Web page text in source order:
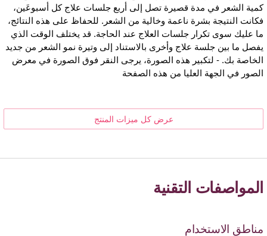
كمية الشعر في مدة قصيرة تصل إلى أربع جلسات علاج كل أسبوعَين،
فكانت النتيجة بشرة ناعمة وخالية من الشعر. للحفاظ على هذه النتائج،
ما عليك سوى تكرار جلسات العلاج عند الحاجة. قد يختلف الوقت الذي
يفصل ما بين جلسة علاج وأخرى بالاستناد إلى وتيرة نمو الشعر من جديد
الخاصة بك. - لتكبير هذه الصورة، يرجى النقر فوق الصورة في معرض
الصور في الجهة العليا من هذه الصفحة
عرض كل ميزات المنتج
المواصفات التقنية
مناطق الاستخدام